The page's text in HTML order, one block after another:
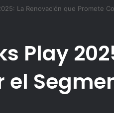
La Renovación que Promete
Play